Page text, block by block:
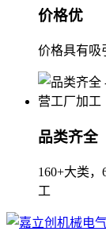
价格优
价格具有吸
品类齐全
160+大类
工